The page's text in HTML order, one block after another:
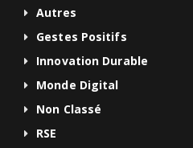
Autres
Gestes Positifs
Innovation Durable
Monde Digital
Non Classé
RSE